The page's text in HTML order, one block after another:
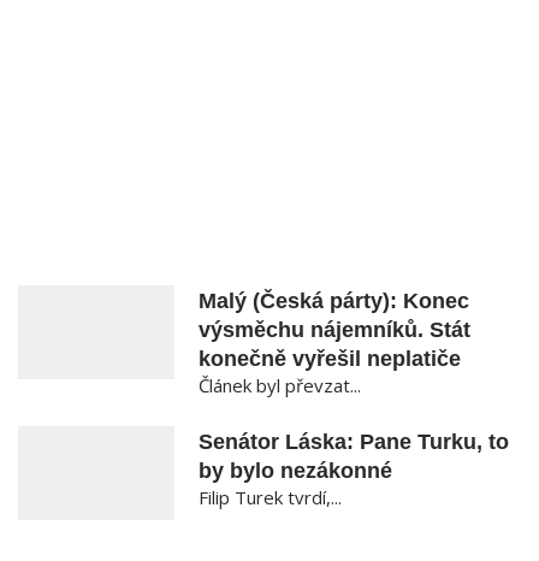
Malý (Česká párty): Konec
výsměchu nájemníků. Stát
konečně vyřešil neplatiče
Článek byl převzat...
Senátor Láska: Pane Turku, to
by bylo nezákonné
Filip Turek tvrdí,...